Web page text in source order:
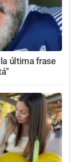
última frase